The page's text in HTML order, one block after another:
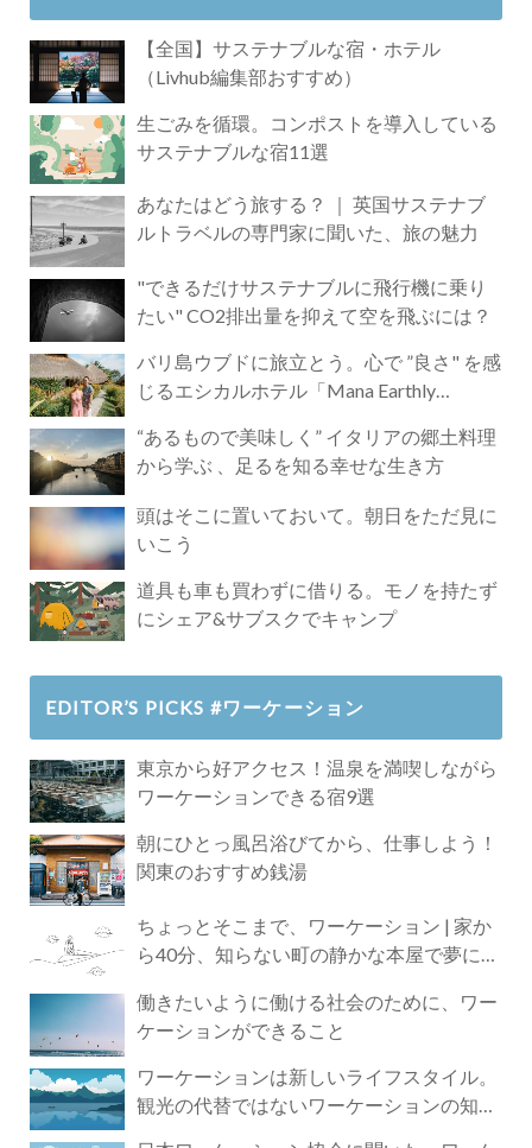
【全国】サステナブルな宿・ホテル
（Livhub編集部おすすめ）
生ごみを循環。コンポストを導入している
サステナブルな宿11選
あなたはどう旅する？ ｜ 英国サステナブ
ルトラベルの専門家に聞いた、旅の魅力
"できるだけサステナブルに飛行機に乗り
たい" CO2排出量を抑えて空を飛ぶには？
バリ島ウブドに旅立とう。心で ”良さ" を感
じるエシカルホテル「Mana Earthly
“あるもので美味しく” イタリアの郷土料理
から学ぶ 、足るを知る幸せな生き方
頭はそこに置いておいて。朝日をただ見に
いこう
道具も車も買わずに借りる。モノを持たず
にシェア&サブスクでキャンプ
EDITOR’S PICKS #ワーケーション
東京から好アクセス！温泉を満喫しながら
ワーケーションできる宿9選
朝にひとっ風呂浴びてから、仕事しよう！
関東のおすすめ銭湯
ちょっとそこまで、ワーケーション | 家か
ら40分、知らない町の静かな本屋で夢に近
働きたいように働ける社会のために、ワー
ケーションができること
ワーケーションは新しいライフスタイル。
観光の代替ではないワーケーションの知ら